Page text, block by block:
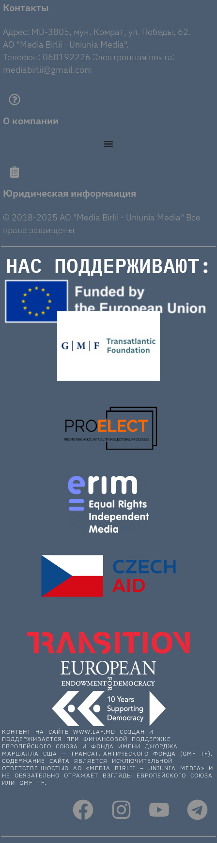
Контакты
Адрес: MD-3805, мун. Комрат, ул. Победы, 62.
AO "Media Birlii - Uniunia Media".
Телефон: 068192226 Электронная почта:
mediabirlii@gmail.com
О компании
Юридическая информаиция
© 2018-2025 AO "Media Birlii - Uniunia Media" Все
права защищены
НАС ПОДДЕРЖИВАЮТ:
КОНТЕНТ НА САЙТЕ WWW.LAF.MD СОЗДАН И
ПОДДЕРЖИВАЕТСЯ ПРИ ФИНАНСОВОЙ ПОДДЕРЖКЕ
ЕВРОПЕЙСКОГО СОЮЗА И ФОНДА ИМЕНИ ДЖОРДЖА
МАРШАЛЛА США — ТРАНСАТЛАНТИЧЕСКОГО ФОНДА (GMF TF).
СОДЕРЖАНИЕ САЙТА ЯВЛЯЕТСЯ ИСКЛЮЧИТЕЛЬНОЙ
ОТВЕТСТВЕННОСТЬЮ АО «MEDIA BIRLII – UNIUNIA MEDIA» И
НЕ ОБЯЗАТЕЛЬНО ОТРАЖАЕТ ВЗГЛЯДЫ ЕВРОПЕЙСКОГО СОЮЗА
ИЛИ GMF TF.